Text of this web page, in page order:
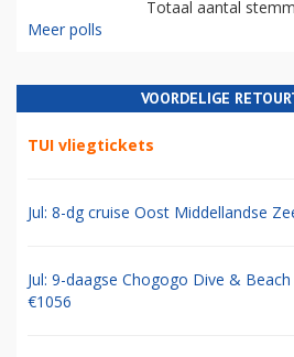
Totaal aantal
Meer polls
VOORDELIGE
TUI vliegtickets
Jul: 8-dg cruise Oost Middellandse
Jul: 9-daagse Chogogo Dive &
€1056